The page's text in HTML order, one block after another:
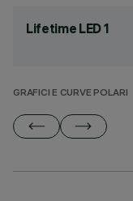
Lifetime LED 1
GRAFICI E CURVE POLARI